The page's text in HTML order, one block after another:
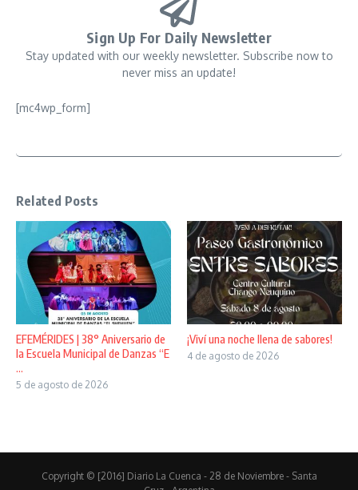
Sign Up For Daily Newsletter
Stay updated with our weekly newsletter. Subscribe now to
never miss an update!
[mc4wp_form]
Related Posts
EFEMÉRIDES | 38° Aniversario de
la Escuela Municipal de Danzas “E
...
5 de agosto de 2026
¡Viví una noche llena de sabores!
4 de agosto de 2026
Copyright © [2016] Diario La Cuenca - 28 de Noviembre - Santa